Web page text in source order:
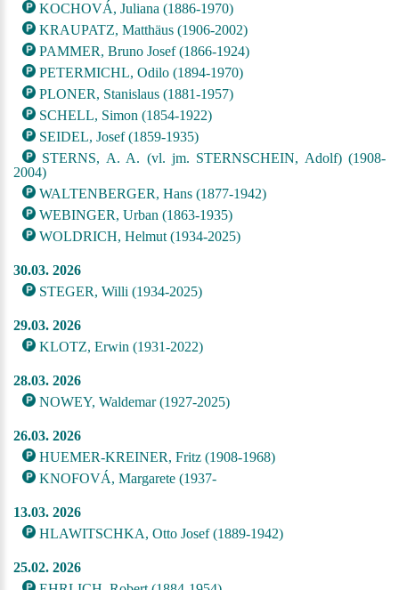
KOCHOVÁ, Juliana (1886-1970)
KRAUPATZ, Matthäus (1906-2002)
PAMMER, Bruno Josef (1866-1924)
PETERMICHL, Odilo (1894-1970)
PLONER, Stanislaus (1881-1957)
SCHELL, Simon (1854-1922)
SEIDEL, Josef (1859-1935)
STERNS, A. A. (vl. jm. STERNSCHEIN, Adolf) (1908-
2004)
WALTENBERGER, Hans (1877-1942)
WEBINGER, Urban (1863-1935)
WOLDRICH, Helmut (1934-2025)
30.03. 2026
STEGER, Willi (1934-2025)
29.03. 2026
KLOTZ, Erwin (1931-2022)
28.03. 2026
NOWEY, Waldemar (1927-2025)
26.03. 2026
HUEMER-KREINER, Fritz (1908-1968)
KNOFOVÁ, Margarete (1937-
13.03. 2026
HLAWITSCHKA, Otto Josef (1889-1942)
25.02. 2026